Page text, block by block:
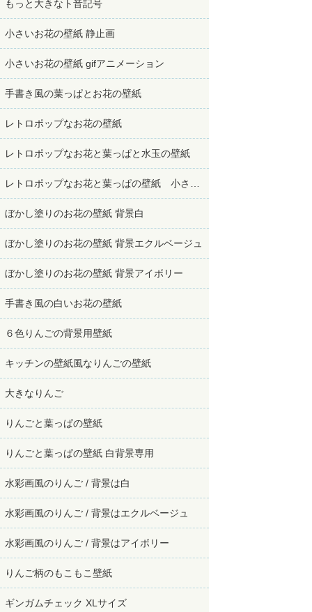
もっと大きなト音記号
小さいお花の壁紙 静止画
小さいお花の壁紙 gifアニメーション
手書き風の葉っぱとお花の壁紙
レトロポップなお花の壁紙
レトロポップなお花と葉っぱと水玉の壁紙
ぼかし塗りのお花の壁紙 背景白
ぼかし塗りのお花の壁紙 背景エクルベージュ
ぼかし塗りのお花の壁紙 背景アイボリー
手書き風の白いお花の壁紙
６色りんごの背景用壁紙
キッチンの壁紙風なりんごの壁紙
大きなりんご
りんごと葉っぱの壁紙
りんごと葉っぱの壁紙 白背景専用
水彩画風のりんご / 背景は白
水彩画風のりんご / 背景はエクルベージュ
水彩画風のりんご / 背景はアイボリー
りんご柄のもこもこ壁紙
ギンガムチェック XLサイズ